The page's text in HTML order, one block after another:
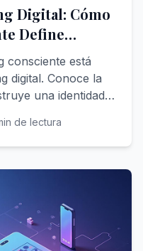
Digital: Cómo
Define
consciente está
digital. Conoce la
una identidad
de lectura